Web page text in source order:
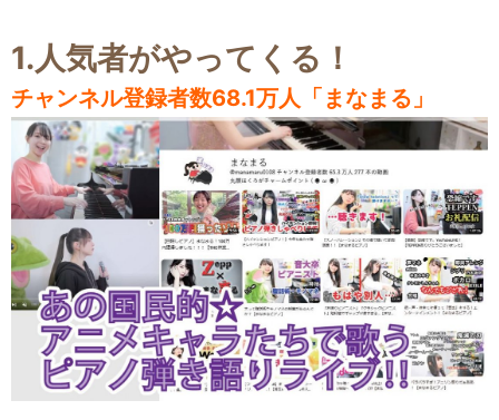
1.人気者がやってくる！
チャンネル登録者数68.1万人「まなまる」